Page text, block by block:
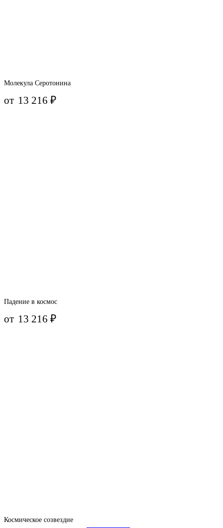
Молекула Серотонина
от 13 216₽
Падение в космос
от 13 216₽
Космическое созвездие